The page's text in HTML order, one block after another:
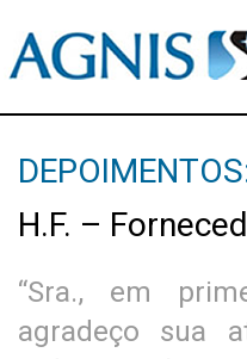
H.F. –
“Sra., em
agradeço sua